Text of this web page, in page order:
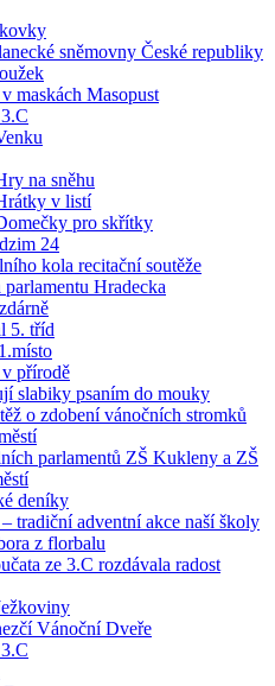
sněmovny České republiky
maskách Masopust
na sněhu
v listí
pro skřítky
24
kola recitační soutěže
Hradecka
5. tříd
přírodě
slabiky psaním do mouky
o zdobení vánočních stromků
parlamentů ZŠ Kukleny a ZŠ
deníky
tradiční adventní akce naší školy
z florbalu
ze 3.C rozdávala radost
Vánoční Dveře